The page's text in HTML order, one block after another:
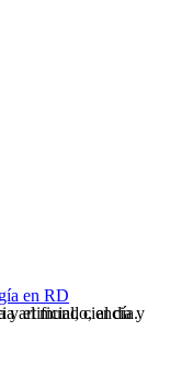
en RD
Dominicana y el mundo, al día.